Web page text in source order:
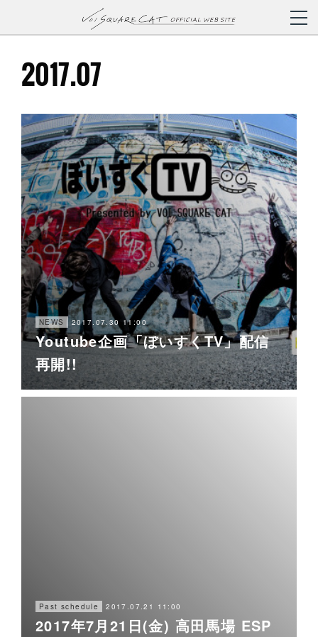
2017.07
NEWS 2017.07.30 11:00
Youtube企画「ぼいすくTV」配信
再開!!
Past schedule 2017.07.21 11:00
2017年7月21日(金) 高田馬場 ESP